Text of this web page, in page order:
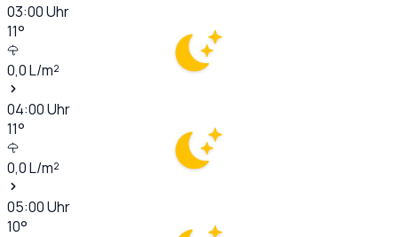
03:00Uhr
11°
0,0L/m²
04:00Uhr
11°
0,0L/m²
05:00Uhr
10°